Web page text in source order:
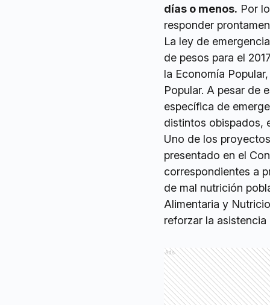
días o menos. Por
responder
La ley de
de pesos para el
la Economía
Popular. A pesar de
específica de
distintos obispados,
Uno de los
presentado en el
correspondientes a
de mal nutrición
Alimentaria y
reforzar la
Ads